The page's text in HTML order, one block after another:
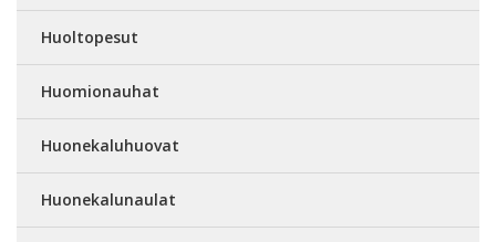
Huoltopesut
Huomionauhat
Huonekaluhuovat
Huonekalunaulat